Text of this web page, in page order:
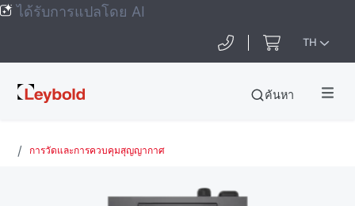
ได้รับการแปลโดย AI
TH
Leybold
ค้นหา
การวัดและการควบคุมสุญญากาศ